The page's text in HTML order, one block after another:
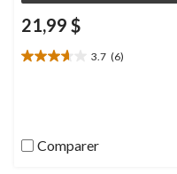
21,99 $
3.7 (6)
3.7
évaluations
Comparer